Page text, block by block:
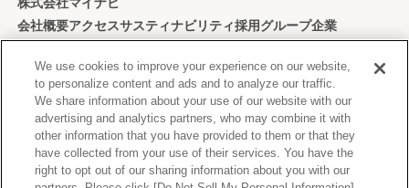
会社概要アクセスサスティナビリティ採用グループ企業
Copyright © Mynavi Corporation
We use cookies to improve your experience on our website,
to personalize content and ads and to analyze our traffic.
We share information about your use of our website with our
advertising and analytics partners, who may combine it with
other information that you have provided to them or that they
have collected from your use of their services. You have the
right to opt out of our sharing information about you with our